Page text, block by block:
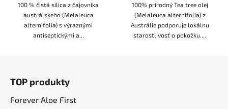
100 % čistá silica z čajovníka
austrálskeho (Melaleuca
alternifolia) s výraznými
antiseptickými a...
100% prírodný Tea tree olej
(Melaleuca alternifolia) z
Austrálie podporuje lokálnu
starostlivosť o pokožku....
TOP produkty
Forever Aloe First